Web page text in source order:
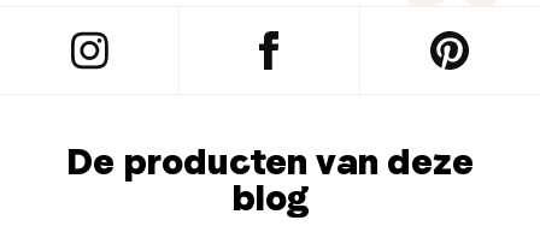
De producten van deze
blog